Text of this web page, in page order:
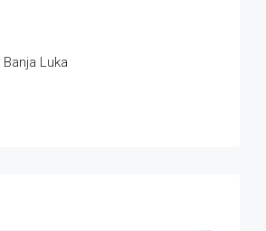
Banja Luka